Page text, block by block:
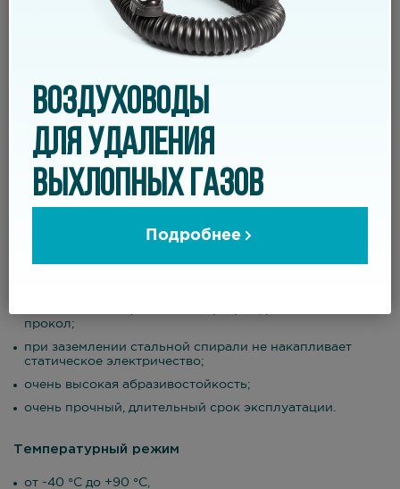
транспортировка и удаление очень сильных абразивов
с высокой плотностью потока;
сельскохозяйственные машины, элеваторы.
Свойства
гибкий;
высокая стойкость к повышенному и пониженному
хорошая стойкость к ультрафиолету и озону;
бензину;
прокол;
при заземлении стальной спирали не накапливает
статическое электричество;
очень высокая абразивостойкость;
очень прочный, длительный срок эксплуатации.
Температурный режим
от -40 °С до +90 °С,
ВОЗДУХОВОДЫ
ДЛЯ УДАЛЕНИЯ
ВЫХЛОПНЫХ ГАЗОВ
Подробнее